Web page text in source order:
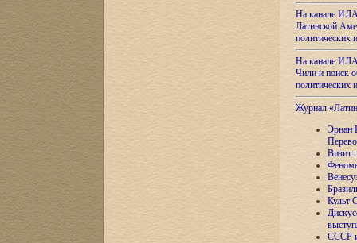
На канале
Латинской
На канале
Чили и поиск
Журнал
Эрнан
Визит
Культ
СССР и